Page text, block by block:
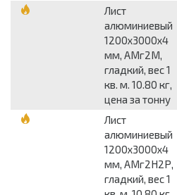
Лист
алюминиевый
1200x3000x4
мм, АМг2М,
гладкий, вес 1
кв. м. 10.80 кг,
цена за тонну
Лист
алюминиевый
1200x3000x4
мм, АМг2Н2Р,
гладкий, вес 1